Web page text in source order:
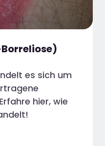
es sich um
hier, wie